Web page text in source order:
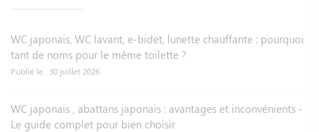
WC japonais, WC lavant, e-bidet, lunette chauffante : pourquoi
tant de noms pour le même toilette ?
Publié le : 30 juillet 2026
WC japonais , abattans japonais : avantages et inconvénients -
Le guide complet pour bien choisir